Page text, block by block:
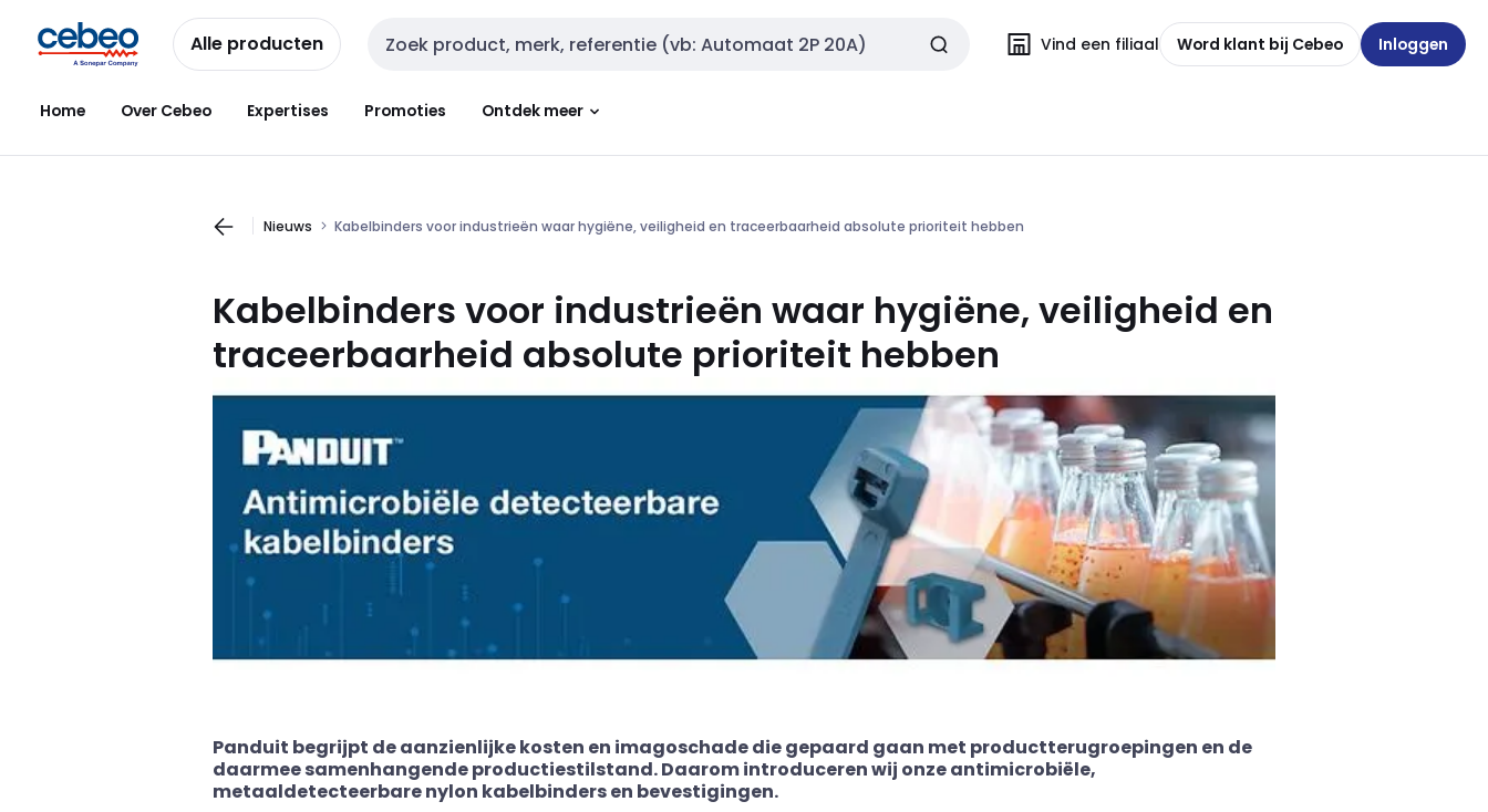
naar
navigatie
naar
inhoud
Alle producten Zoekveld invoer Vind een filiaal Word klant bij Cebeo Inloggen
Home Over Cebeo Expertises Promoties Ontdek meer
Nieuws Kabelbinders voor industrieën waar hygiëne, veiligheid en traceerbaarheid absolute prioriteit hebben
Kabelbinders voor industrieën waar hygiëne, veiligheid en
traceerbaarheid absolute prioriteit hebben
Panduit begrijpt de aanzienlijke kosten en imagoschade die gepaard gaan met productterugroepingen en de
daarmee samenhangende productiestilstand. Daarom introduceren wij onze antimicrobiële,
metaaldetecteerbarenylon kabelbinders en bevestigingen.